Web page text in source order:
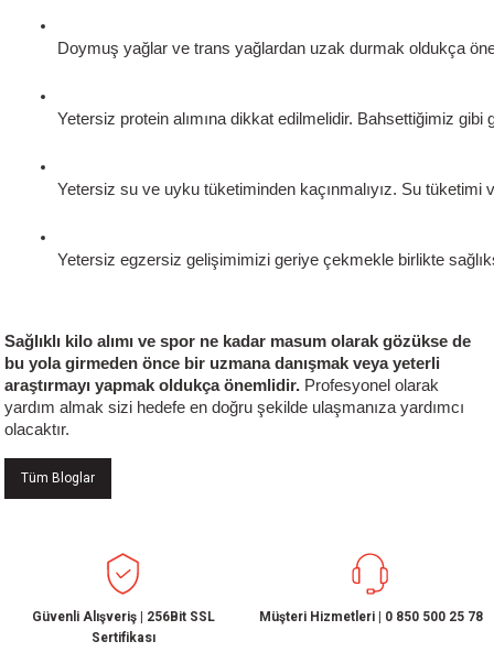
Doymuş yağlar ve trans yağlardan uzak durmak oldukça
Yetersiz protein alımına dikkat edilmelidir. Bahsettiğimiz
Yetersiz su ve uyku tüketiminden kaçınmalıyız. Su tüketimi
Yetersiz egzersiz gelişimimizi geriye çekmekle birlikte
Sağlıklı kilo alımı ve spor ne kadar masum olarak gözükse de
bu yola girmeden önce bir uzmana danışmak veya yeterli
araştırmayı yapmak oldukça önemlidir. Profesyonel olarak
yardım almak sizi hedefe en doğru şekilde ulaşmanıza yardımcı
olacaktır.
Tüm Bloglar
Güvenli Alışveriş | 256Bit SSL
Sertifikası
Müşteri Hizmetleri | 0 850 500 25 78